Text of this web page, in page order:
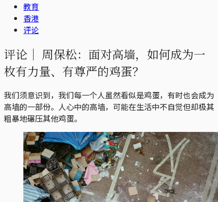
教育
香港
评论
评论｜ 周保松：面对高墙，如何成为一
枚有力量、有尊严的鸡蛋？
我们须意识到，我们每一个人虽然看似是鸡蛋，有时也会成为
高墙的一部份。人心中的高墙，可能在生活中不自觉但却极其
粗暴地碾压其他鸡蛋。